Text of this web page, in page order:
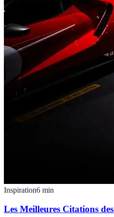
Inspiration6 min
Les Meilleures Citations